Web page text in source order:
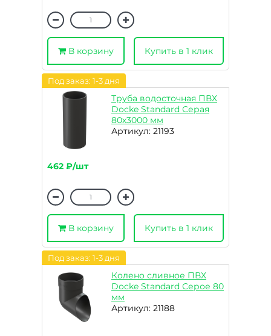
В корзину Купить в 1 клик
Под заказ: 1-3 дня
Труба водосточная ПВХ
Docke Standard Серая
80х3000 мм
Артикул: 21193
462 ₽/шт
В корзину Купить в 1 клик
Под заказ: 1-3 дня
Колено сливное ПВХ
Docke Standard Серое 80
мм
Артикул: 21188